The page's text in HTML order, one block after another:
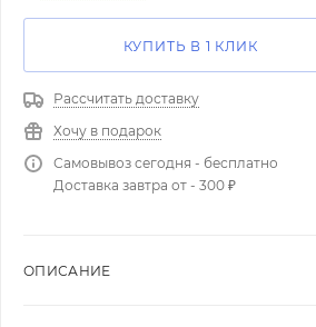
КУПИТЬ В 1 КЛИК
Рассчитать доставку
Хочу в подарок
Самовывоз сегодня - бесплатно
Доставка завтра от - 300 ₽
ОПИСАНИЕ